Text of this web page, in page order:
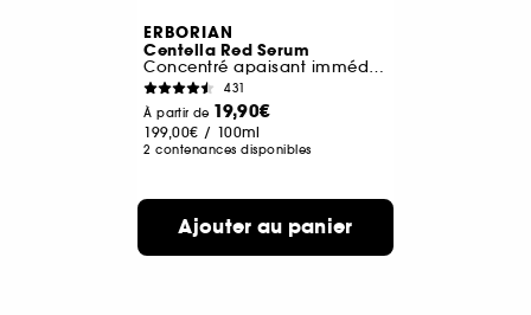
ERBORIAN
Centella Red Serum
Concentré apaisant immédiat
431
À partir de 19,90€
199,00€ / 100ml
2 contenances disponibles
Ajouter au panier